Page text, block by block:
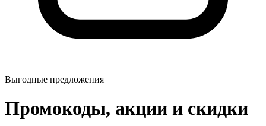
Выгодные предложения
Промокоды, акции и скидки